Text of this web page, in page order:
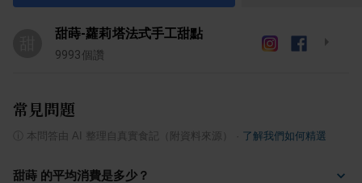
甜蒔-蘿莉塔法式手工甜點
9993個讚
常見問題
本問答由 AI 整理自真實食記（附資料來源） 了解我們如何精選
甜蒔 的平均消費是多少？